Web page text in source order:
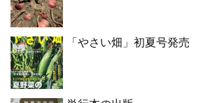
「やさい畑」初夏号発売